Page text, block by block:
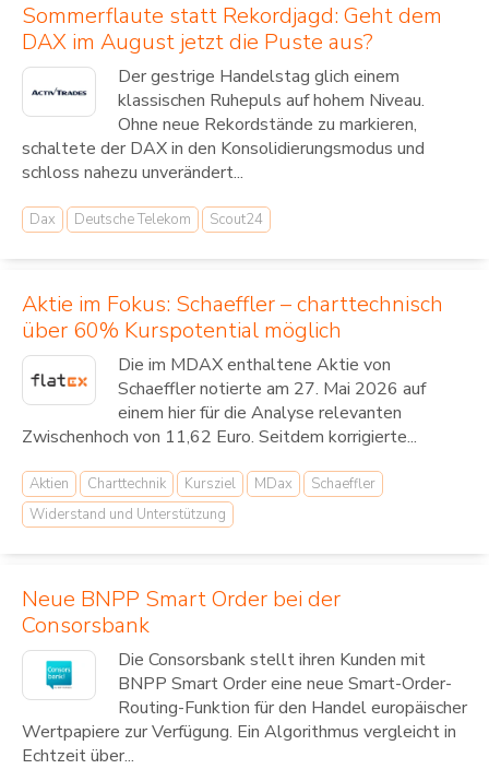
Sommerflaute statt Rekordjagd: Geht dem
DAX im August jetzt die Puste aus?
Der gestrige Handelstag glich einem
klassischen Ruhepuls auf hohem Niveau.
Ohne neue Rekordstände zu markieren,
schaltete der DAX in den Konsolidierungsmodus und
schloss nahezu unverändert...
Dax Deutsche Telekom Scout24
Aktie im Fokus: Schaeffler – charttechnisch
über 60% Kurspotential möglich
Die im MDAX enthaltene Aktie von
Schaeffler notierte am 27. Mai 2026 auf
einem hier für die Analyse relevanten
Zwischenhoch von 11,62 Euro. Seitdem korrigierte...
Aktien Charttechnik Kursziel MDax
Schaeffler
Widerstand und Unterstützung
Neue BNPP Smart Order bei der
Consorsbank
Die Consorsbank stellt ihren Kunden mit
BNPP Smart Order eine neue Smart-Order-
Routing-Funktion für den Handel europäischer
Wertpapiere zur Verfügung. Ein Algorithmus vergleicht in
Echtzeit über...